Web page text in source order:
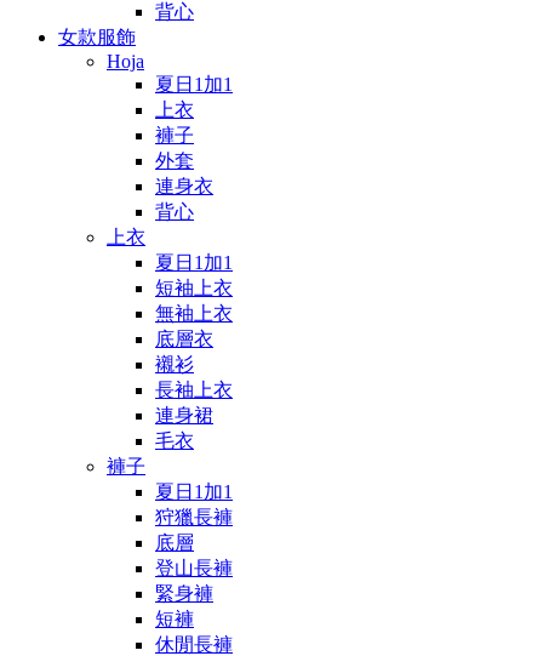
背心
女款服飾
Hoja
夏日1加1
上衣
褲子
外套
連身衣
背心
上衣
夏日1加1
短袖上衣
無袖上衣
底層衣
襯衫
長袖上衣
連身裙
毛衣
褲子
夏日1加1
狩獵長褲
底層
登山長褲
緊身褲
短褲
休閒長褲